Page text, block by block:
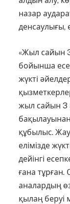
назар
денсаулығы,
«Жыл сайын
бойынша
жүкті
жыл сайын 3
бақылауынан
құбылыс.
елімізде
дейінгі
ғана
аналардың
қылаң беруі